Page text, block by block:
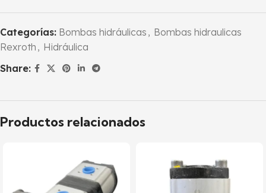
Categorías: Bombas hidráulicas , Bombas hidraulicas
Rexroth , Hidráulica
Share:
Productos relacionados